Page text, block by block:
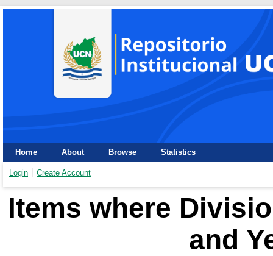
Home About Browse Statistics
Login Create Account
Items where
and